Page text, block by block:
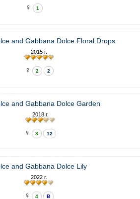
♀ 1
and Gabbana Dolce Floral Drops
2015 г.
♀ 2 2
and Gabbana Dolce Garden
2018 г.
♀ 3 12
and Gabbana Dolce Lily
2022 г.
♀ 4 В